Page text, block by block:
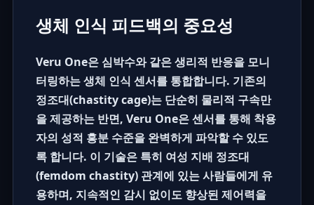
생체 인식 피드백의 중요성
Veru One은 심박수와 같은 생리적 반응을 모니
터링하는 생체 인식 센서를 통합합니다. 기존의
정조대(chastity cage)는 단순히 물리적 구속만
을 제공하는 반면, Veru One은 센서를 통해 착용
자의 성적 흥분 수준을 완벽하게 파악할 수 있도
록 합니다. 이 기술은 특히 여성 지배 정조대
(femdom chastity) 관계에 있는 사람들에게 유
용하며, 지속적인 감시 없이도 향상된 제어력을